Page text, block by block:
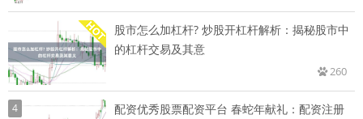
股市怎么加杠杆? 炒股开杠杆解析：揭秘股市中
的杠杆交易及其意
260
4
配资优秀股票配资平台 春蛇年献礼：配资注册